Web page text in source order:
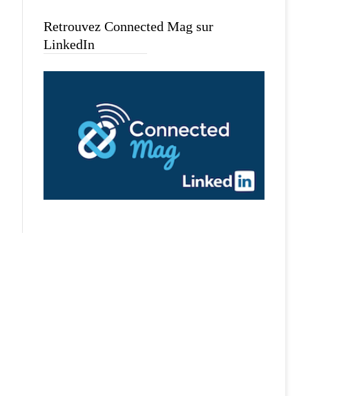
Retrouvez Connected Mag sur
LinkedIn